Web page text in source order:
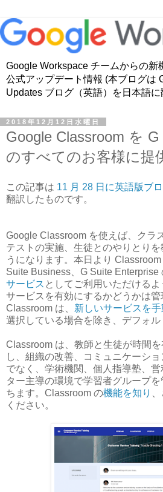
Google Workspace チームからの新
公式アップデート情報 (本ブログは
Updates ブログ（英語）を日本語
2018年12月12日水曜日
Google Classroom を
のすべてのお客様に提
この記事は 11 月 28 日に英語版ブ
翻訳したものです。
Google Classroom を使えば、クラ
テストの実施、生徒とのやりとり
うになります。本日より
Suite Business、G Suite Enterprise
サービス としてご利用いただける
サービスを有効にするかどうかは管
Classroom は、 新しいサービスを
選択している場合を除き、デフォル
Classroom は、教師と生徒が時間
し、組織の改善、コミュニケーシ
でなく、学術機関、個人指導塾、
ター主導の環境で学習者グループ
ちます。Classroom の機能を知り
ください。